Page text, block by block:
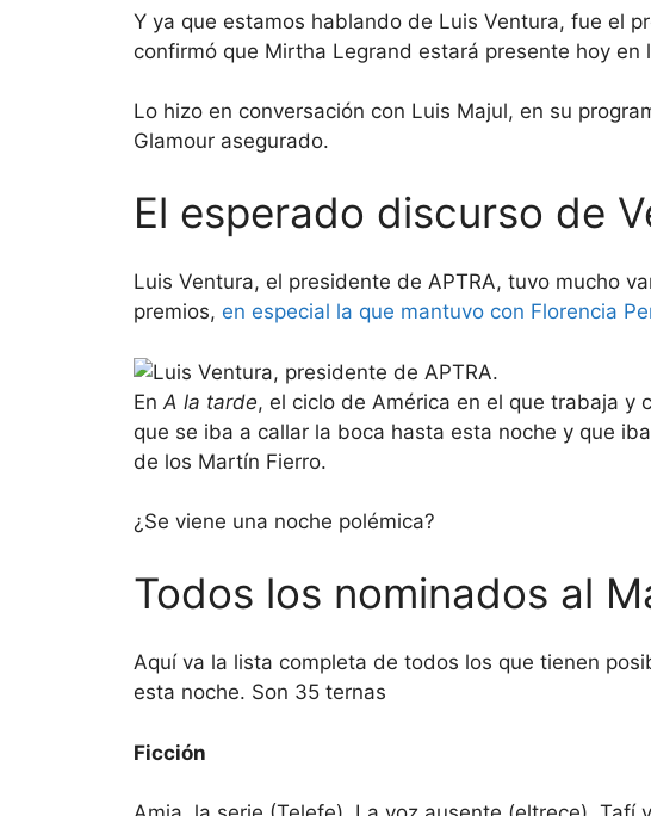
Y ya que estamos hablando de Luis Ventura, fue el
confirmó que Mirtha Legrand estará presente hoy en
Lo hizo en conversación con Luis Majul, en su
Glamour asegurado.
El esperado discurso de
Luis Ventura, el presidente de APTRA, tuvo mucho
premios, en especial la que mantuvo con Florencia
En A la tarde, el ciclo de América en el que trabaja y
que se iba a callar la boca hasta esta noche y que
de los Martín Fierro.
¿Se viene una noche polémica?
Todos los nominados al
Aquí va la lista completa de todos los que tienen
esta noche. Son 35 ternas
Ficción